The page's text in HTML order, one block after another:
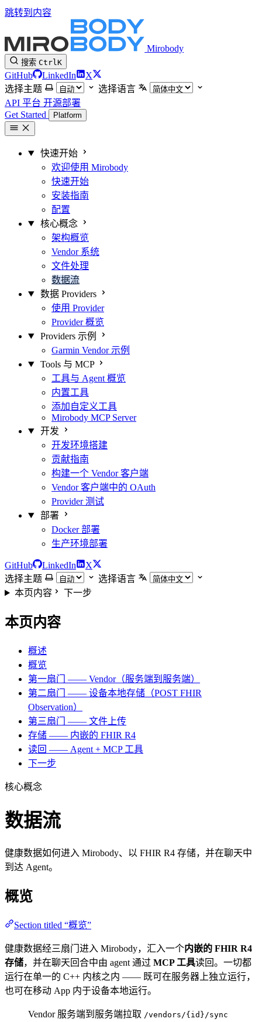
跳转到内容
Mirobody
搜索 CtrlK
GitHub LinkedIn
X
选择主题
选择语言
API 平台 开源部署
Get Started
Platform
快速开始
欢迎使用 Mirobody
快速开始
安装指南
配置
核心概念
架构概览
Vendor 系统
文件处理
数据流
数据 Providers
使用 Provider
Provider 概览
Providers 示例
Garmin Vendor 示例
Tools 与 MCP
工具与 Agent 概览
内置工具
添加自定义工具
Mirobody MCP Server
开发
开发环境搭建
贡献指南
构建一个 Vendor 客户端
Vendor 客户端中的 OAuth
Provider 测试
部署
Docker 部署
生产环境部署
GitHub LinkedIn
X
选择主题
选择语言
本页内容
下一步
本页内容
概述
概览
第一扇门 —— Vendor（服务端到服务端）
第二扇门 —— 设备本地存储（POST FHIR
Observation）
第三扇门 —— 文件上传
存储 —— 内嵌的 FHIR R4
读回 —— Agent + MCP 工具
下一步
核心概念
数据流
健康数据如何进入 Mirobody、以 FHIR R4 存储，并在聊天中
到达 Agent。
概览
Section titled “概览”
健康数据经三扇门进入 Mirobody，汇入一个内嵌的 FHIR R4
存储，并在聊天回合中由 agent 通过 MCP 工具读回。一切都
运行在单一的 C++ 内核之内 —— 既可在服务器上独立运行，
也可在移动 App 内于设备本地运行。
Vendor 服务端到服务端拉取 /vendors/{id}/sync